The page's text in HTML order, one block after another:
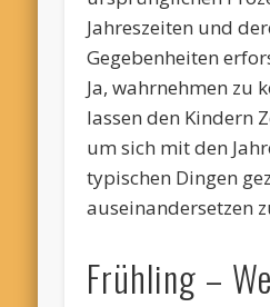
Jahreszeiten und
Gegebenheiten
Ja, wahrnehmen zu
lassen den Kindern
um sich mit den
typischen Dingen
auseinandersetzen
Frühling –